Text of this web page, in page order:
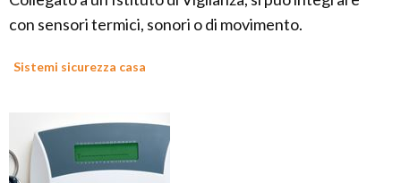
con sensori termici, sonori o di movimento.
Sistemi sicurezza casa